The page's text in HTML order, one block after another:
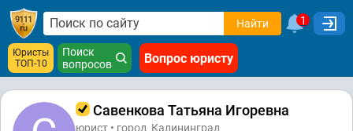
Найти 1
Юристы
ТОП-10
Поиск
вопросов
Вопрос юристу
Савенкова Татьяна Игоревна
юрист • город Калининград